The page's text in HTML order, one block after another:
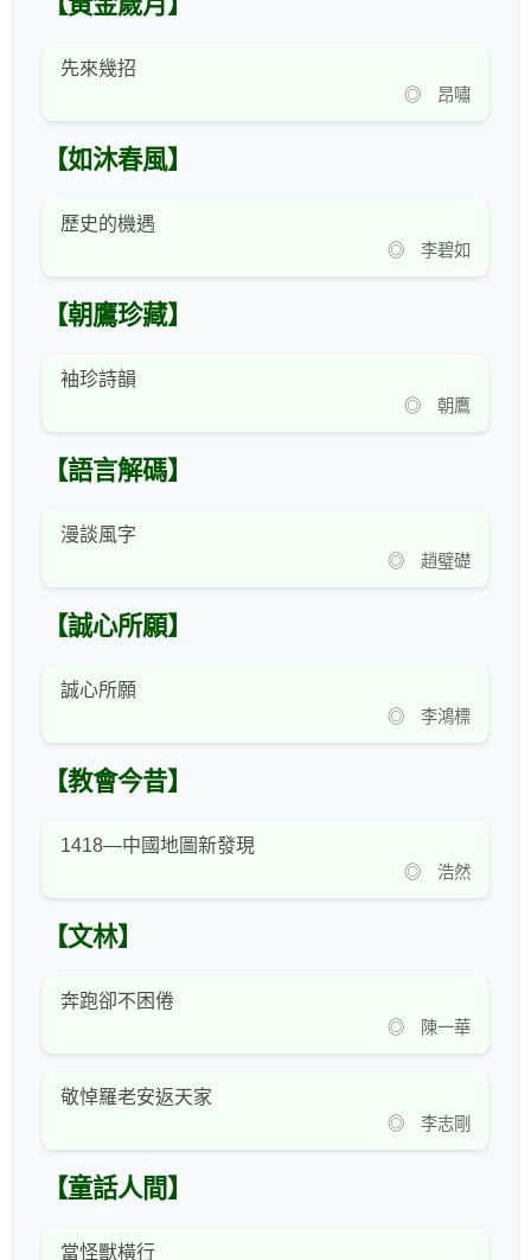
先來幾招
◎ 昂嘯
【如沐春風】
歷史的機遇
◎ 李碧如
【朝鷹珍藏】
袖珍詩韻
◎ 朝鷹
【語言解碼】
漫談風字
◎ 趙璧礎
【誠心所願】
誠心所願
◎ 李鴻標
【教會今昔】
1418—中國地圖新發現
◎ 浩然
【文林】
奔跑卻不困倦
◎ 陳一華
敬悼羅老安返天家
◎ 李志剛
【童話人間】
當怪獸橫行